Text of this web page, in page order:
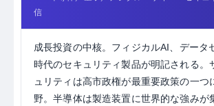
信
成長投資の中核。フィジカルAI、データ
時代のセキュリティ製品が明記される。
ュリティは高市政権が最重要政策の一つ
野。半導体は製造装置に世界的な強みが